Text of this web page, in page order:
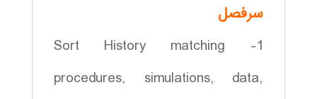
سرفصل
1- Sort History matching
procedures, simulations, data,